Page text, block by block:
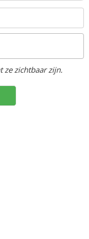
ze zichtbaar zijn.